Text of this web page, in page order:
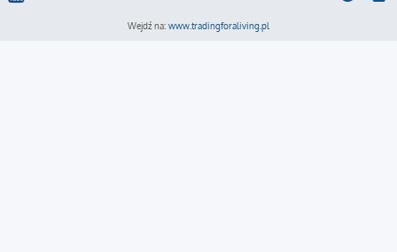
Wejdź na: www.tradingforaliving.pl